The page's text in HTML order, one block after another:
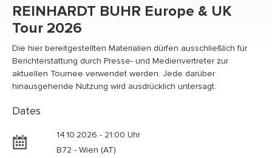
REINHARDT BUHR Europe & UK
Tour 2026
Die hier bereitgestellten Materialien dürfen ausschließlich für
Berichterstattung durch Presse- und Medienvertreter zur
aktuellen Tournee verwendet werden. Jede darüber
hinausgehende Nutzung wird ausdrücklich untersagt.
Dates
14.10.2026 - 21:00 Uhr
B72 - Wien (AT)